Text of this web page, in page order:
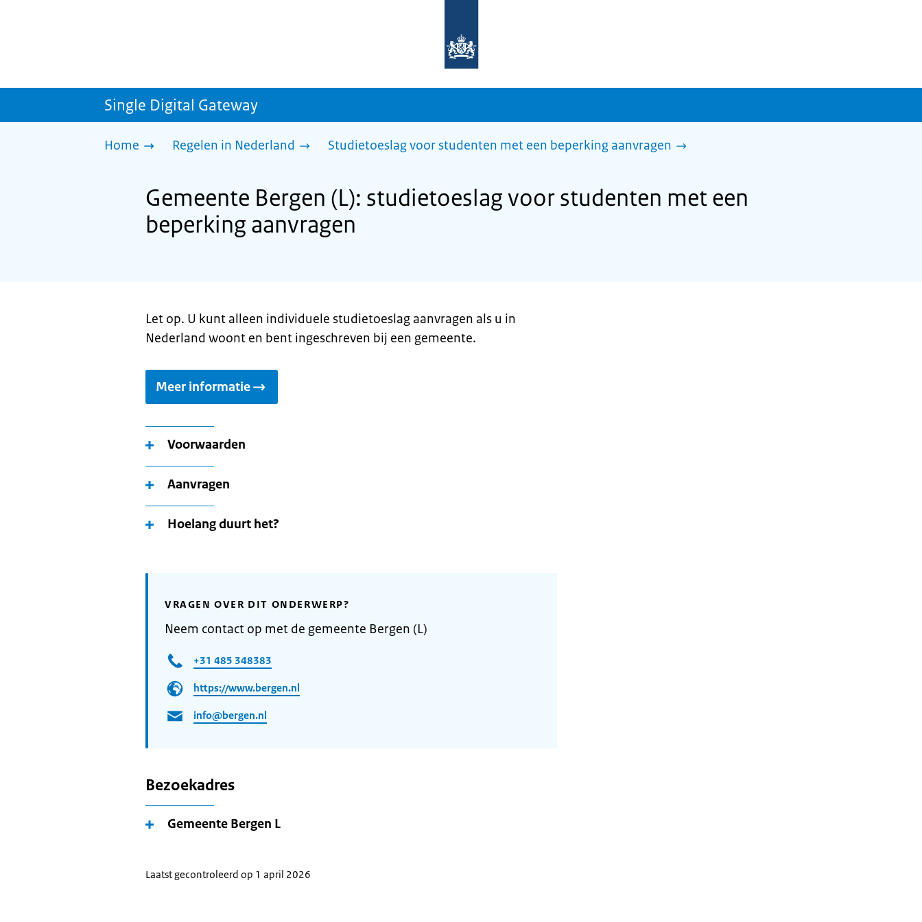
homepage
sdg.rijksoverheid.nl
Single Digital Gateway
Home Regelen in Nederland Studietoeslag voor studenten met een beperking aanvragen
Gemeente Bergen (L): studietoeslag voor studenten met een
beperking aanvragen
Let op. U kunt alleen individuele studietoeslag aanvragen als u in
Nederland woont en bent ingeschreven bij een gemeente.
Meer informatie
Voorwaarden
Aanvragen
Hoelang duurt het?
VRAGEN OVER DIT ONDERWERP?
Neem contact op met de gemeente Bergen (L)
+31 485 348383
https://www.bergen.nl
info@bergen.nl
Bezoekadres
Gemeente Bergen L
Laatst gecontroleerd op 1 april 2026